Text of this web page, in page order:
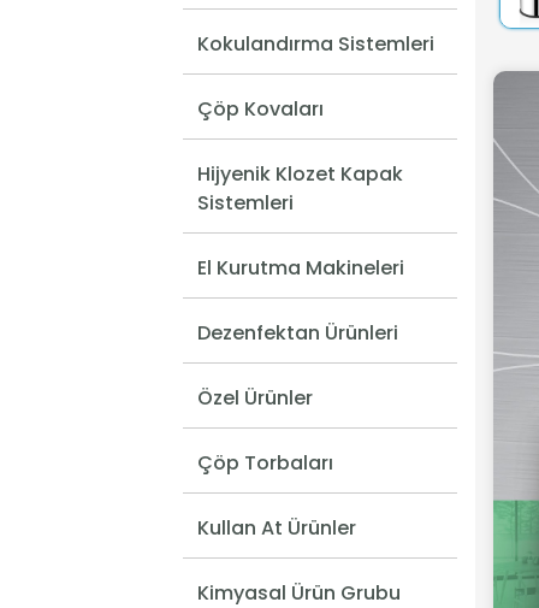
Kokulandırma Sistemleri
Çöp Kovaları
Hijyenik Klozet Kapak
Sistemleri
El Kurutma Makineleri
Dezenfektan Ürünleri
Özel Ürünler
Çöp Torbaları
Kullan At Ürünler
Kimyasal Ürün Grubu